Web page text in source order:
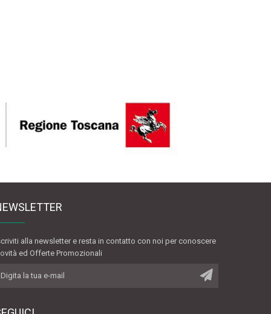
alla newsletter e resta in contatto con noi per conoscere
ed Offerte Promozionali